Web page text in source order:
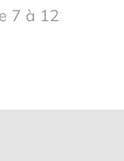
7 à 12